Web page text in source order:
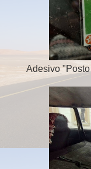
Adesivo